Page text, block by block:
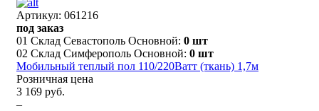
Артикул: 061216
под заказ
01 Склад Севастополь Основной: 0 шт
02 Склад Симферополь Основной: 0 шт
Мобильный теплый пол 110/220Ватт (ткань) 1,7м
Розничная цена
3 169 руб.
–